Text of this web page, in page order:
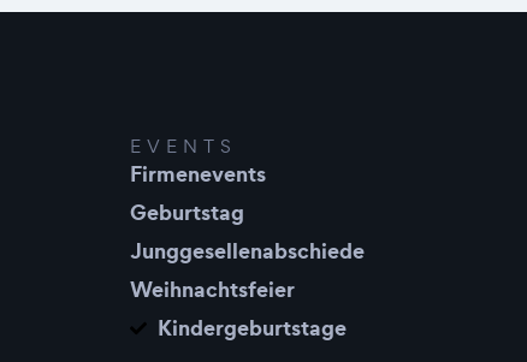
EVENTS
Firmenevents
Geburtstag
Junggesellenabschiede
Weihnachtsfeier
Kindergeburtstage